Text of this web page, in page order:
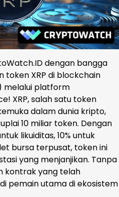
dengan bangga
token XRP di blockchain
melalui platform
XRP, salah satu token
dalam dunia kripto,
10 miliar token. Dengan
likuiditas, 10% untuk
bursa terpusat, token ini
yang menjanjikan. Tanpa
kontrak yang telah
pemain utama di ekosistem